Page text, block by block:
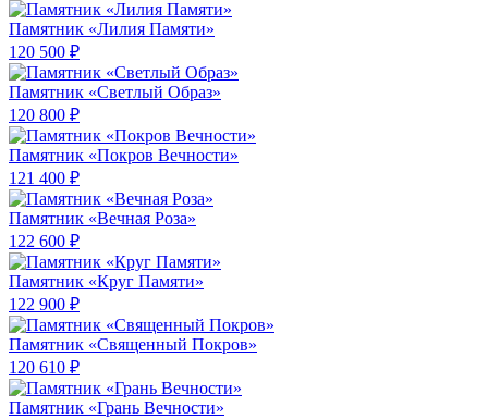
Памятник «Лилия Памяти»
120 500 ₽
Памятник «Светлый Образ»
120 800 ₽
Памятник «Покров Вечности»
121 400 ₽
Памятник «Вечная Роза»
122 600 ₽
Памятник «Круг Памяти»
122 900 ₽
Памятник «Священный Покров»
120 610 ₽
Памятник «Грань Вечности»